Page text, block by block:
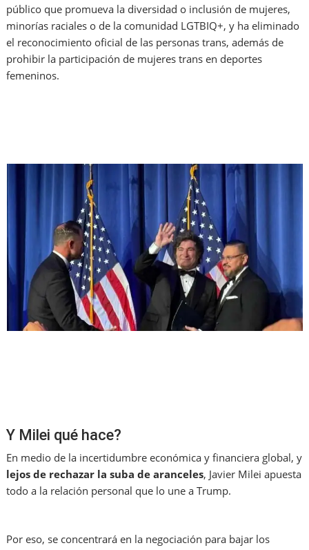
público que promueva la diversidad o inclusión de mujeres,
minorías raciales o de la comunidad LGTBIQ+, y ha eliminado
el reconocimiento oficial de las personas trans, además de
prohibir la participación de mujeres trans en deportes
femeninos.
Y Milei qué hace?
En medio de la incertidumbre económica y financiera global, y
lejos de rechazar la suba de aranceles, Javier Milei apuesta
todo a la relación personal que lo une a Trump.
Por eso, se concentrará en la negociación para bajar los